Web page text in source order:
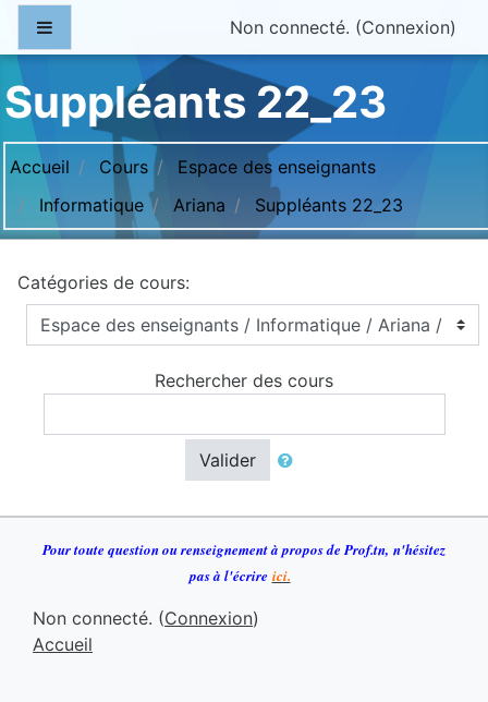
Passer au contenu principal
Non connecté. (Connexion)
Suppléants 22_23
Accueil Cours
Espace des enseignants
Informatique
Ariana Suppléants 22_23
Catégories de cours:
Rechercher des cours
Valider
Pour toute question ou renseignement à propos de Prof.tn, n'hésitez
pas à l'écrire ici.
Non connecté. (Connexion)
Accueil